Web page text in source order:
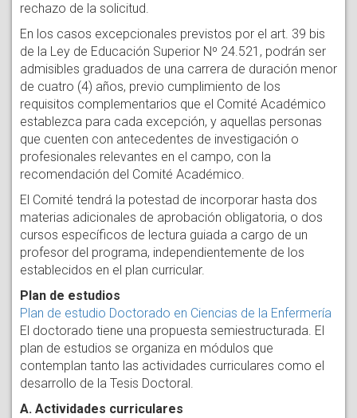
rechazo de la solicitud.
En los casos excepcionales previstos por el art. 39 bis
de la Ley de Educación Superior Nº 24.521, podrán ser
admisibles graduados de una carrera de duración menor
de cuatro (4) años, previo cumplimiento de los
requisitos complementarios que el Comité Académico
establezca para cada excepción, y aquellas personas
que cuenten con antecedentes de investigación o
profesionales relevantes en el campo, con la
recomendación del Comité Académico.
El Comité tendrá la potestad de incorporar hasta dos
materias adicionales de aprobación obligatoria, o dos
cursos específicos de lectura guiada a cargo de un
profesor del programa, independientemente de los
establecidos en el plan curricular.
Plan de estudios
Plan de estudio Doctorado en Ciencias de la Enfermería
El doctorado tiene una propuesta semiestructurada. El
plan de estudios se organiza en módulos que
contemplan tanto las actividades curriculares como el
desarrollo de la Tesis Doctoral.
A. Actividades curriculares